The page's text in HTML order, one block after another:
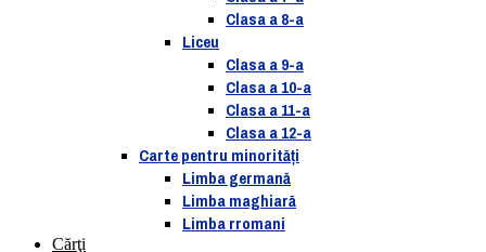
Clasa a 8-a
Liceu
Clasa a 9-a
Clasa a 10-a
Clasa a 11-a
Clasa a 12-a
Carte pentru minorităţi
Limba germană
Limba maghiară
Limba rromani
Cărţi